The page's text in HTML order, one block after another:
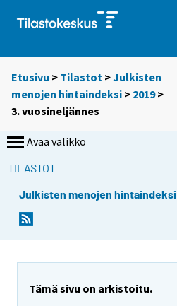
Etusivu > Tilastot >Julkisten
menojen hintaindeksi > 2019>
3. vuosineljännes
Avaa valikko
TILASTOT
Julkisten menojen hintaindeksi
Tämä sivu on arkistoitu.